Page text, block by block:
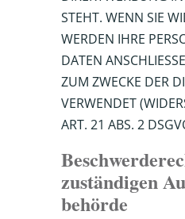
STEHT. WENN SIE
WERDEN IHRE
DATEN
ZUM ZWECKE DER
VERWENDET
ART. 21 ABS. 2
zuständigen
behörde